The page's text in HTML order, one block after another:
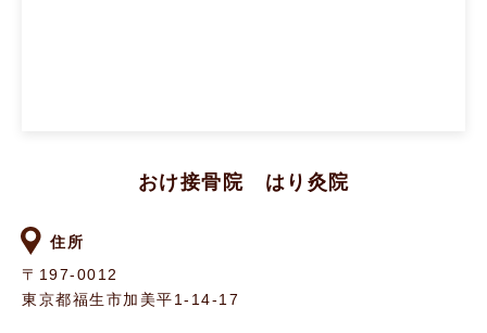
おけ接骨院 はり灸院
住所
〒197-0012
東京都福生市加美平1-14-17